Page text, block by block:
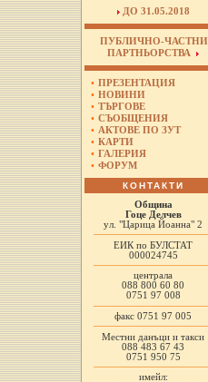
ДО 31.05.2018
ПУБЛИЧНО-ЧАСТНИ
ПАРТНЬОРСТВА
• ПРЕЗЕНТАЦИЯ
• НОВИНИ
• ТЪРГОВЕ
• СЪОБЩЕНИЯ
• АКТОВЕ ПО ЗУТ
• КАРТИ
• ГАЛЕРИЯ
• ФОРУМ
КОНТАКТИ
Община
Гоце Делчев
ул. "Царица Йоанна" 2
ЕИК по БУЛСТАТ
000024745
централа
088 800 60 80
0751 97 008
факс 0751 97 005
Местни данъци и такси
088 483 67 43
0751 950 75
имейл: